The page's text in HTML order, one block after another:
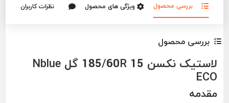
بررسی محصول ویژگی های محصول نظرات کاربران
بررسی محصول
لاستیک نکسن 185/60R 15 گل Nblue
ECO
مقدمه